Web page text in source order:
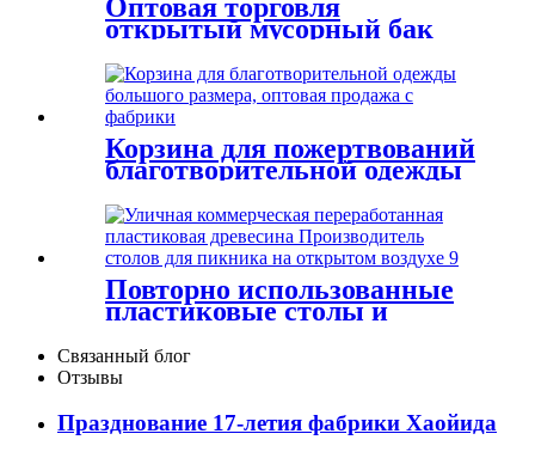
Оптовая торговля
открытый мусорный бак
металлический мусорный
бак с крышкой
Корзина для пожертвований
благотворительной одежды
Металлическая коробка для
пожертвований одежды
Желтый
Повторно использованные
пластиковые столы и
коммерческой улицы
Связанный блог
Отзывы
Празднование 17-летия фабрики Хаойида